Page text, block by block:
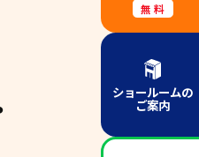
無料
ショールームの
ご案内